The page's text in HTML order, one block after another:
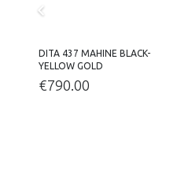
DITA 437 MAHINE BLACK-
YELLOW GOLD
€790.00